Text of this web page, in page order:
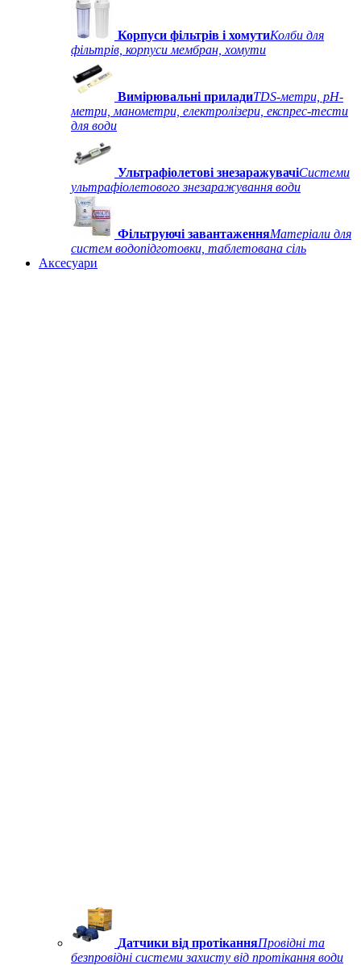
Корпуси фільтрів і хомутиКолби для
фільтрів, корпуси мембран, хомути
Вимірювальні приладиTDS-метри, рН-
метри, манометри, електролізери, експрес-тести
для води
Ультрафіолетові знезаражувачіСистеми
ультрафіолетового знезаражування води
Фільтруючі завантаженняМатеріали для
систем водопідготовки, таблетована сіль
Аксесуари
Датчики від протіканняПровідні та
безпровідні системи захисту від протікання води